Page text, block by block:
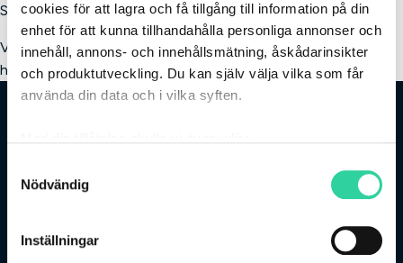
cookies för att lagra och få tillgång till information på din
enhet för att kunna tillhandahålla personliga annonser och
innehåll, annons- och innehållsmätning, åskådarinsikter
och produktutveckling. Du kan själv välja vilka som får
använda din data och i vilka syften.
som kan ha en noggrannhet på upp till flera meter
Ta reda på mer om hur dina personliga uppgifter
Nödvändig
Inställningar
Solvallsparken.
Välkommen till Uppsalas fräschaste multihall, läs mer på
hemsidanwww.usif.se.
018-13 13 10